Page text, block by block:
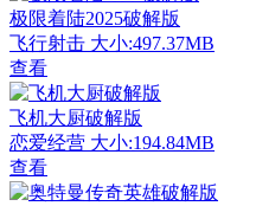
极限着陆2025破解版
飞行射击 大小:497.37MB
查看
飞机大厨破解版
恋爱经营 大小:194.84MB
查看